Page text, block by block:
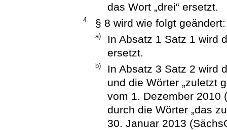
das Wort „drei“ ersetzt.
4. § 8 wird wie folgt geändert:
a)
In Absatz 1 Satz 1 wird
ersetzt.
b)
In Absatz 3 Satz 2 wird
und die Wörter „zuletzt
vom 1. Dezember 2010
durch die Wörter „das
30. Januar 2013